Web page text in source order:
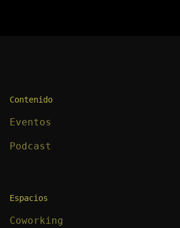
Contenido
Eventos
Podcast
Espacios
Coworking